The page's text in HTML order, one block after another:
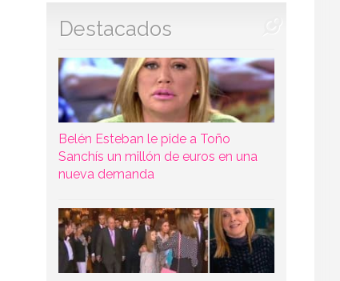
Destacados
Belén Esteban le pide a Toño
Sanchís un millón de euros en una
nueva demanda